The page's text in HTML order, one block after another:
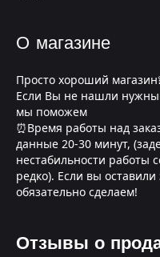
О магазине
Просто хороший
Если Вы не нашли
мы поможем
⏰Время работы над
данные 20-30 минут,
нестабильности работы
редко). Если вы
обязательно сделаем!
Отзывы о